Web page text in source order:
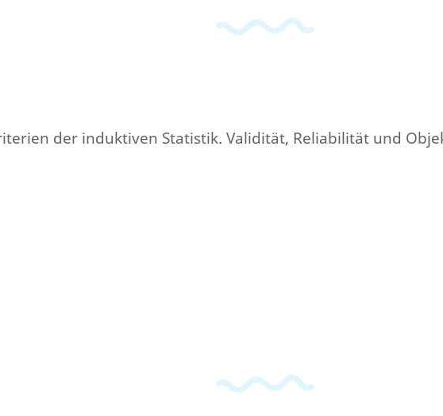
der induktiven Statistik. Validität, Reliabilität und